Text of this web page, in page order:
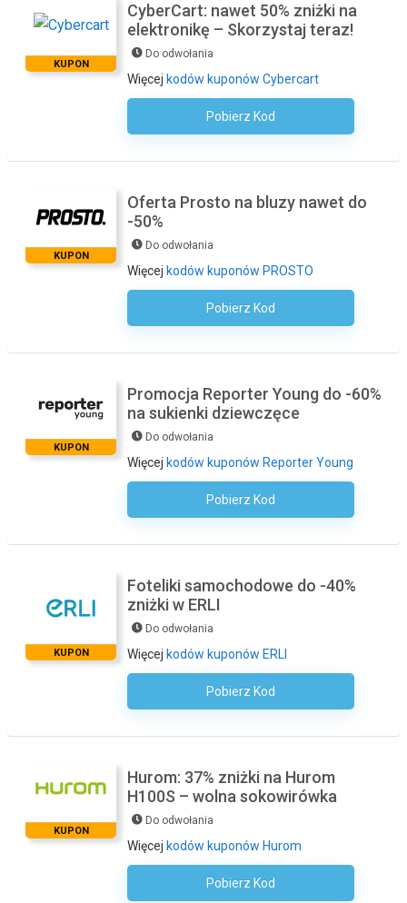
KUPON
CyberCart: nawet 50% zniżki na
elektronikę – Skorzystaj teraz!
Do odwołania
Więcej kodów kuponów Cybercart
Pobierz Kod
Kod Nie Jest Wymagany
KUPON
Oferta Prosto na bluzy nawet do
-50%
Do odwołania
Więcej kodów kuponów PROSTO
Pobierz Kod
Kod Nie Jest Wymagany
KUPON
Promocja Reporter Young do -60%
na sukienki dziewczęce
Do odwołania
Więcej kodów kuponów Reporter Young
Pobierz Kod
Kod Nie Jest Wymagany
KUPON
Foteliki samochodowe do -40%
zniżki w ERLI
Do odwołania
Więcej kodów kuponów ERLI
Pobierz Kod
Kod Nie Jest Wymagany
KUPON
Hurom: 37% zniżki na Hurom
H100S – wolna sokowirówka
Do odwołania
Więcej kodów kuponów Hurom
Pobierz Kod
Kod Nie Jest Wymagany